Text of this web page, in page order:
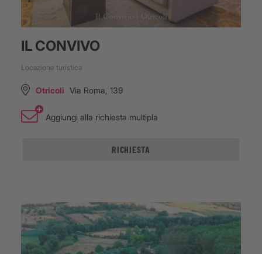
IL CONVIVO
Locazione turistica
Otricoli Via Roma, 139
Aggiungi alla richiesta multipla
RICHIESTA